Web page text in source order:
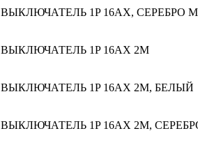
ВЫКЛЮЧАТЕЛЬ 1P 16AX, СЕРЕБРО
ВЫКЛЮЧАТЕЛЬ 1P 16AX 2M
ВЫКЛЮЧАТЕЛЬ 1P 16AX 2M, БЕЛЫЙ
ВЫКЛЮЧАТЕЛЬ 1P 16AX 2M,